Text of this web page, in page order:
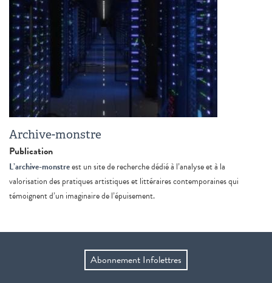
Archive-monstre
Publication
L’archive-monstreest un site de recherche dédié à l’analyse et à la
valorisation des pratiques artistiques et littéraires contemporaines qui
témoignent d’un imaginaire de l’épuisement.
Abonnement Infolettres